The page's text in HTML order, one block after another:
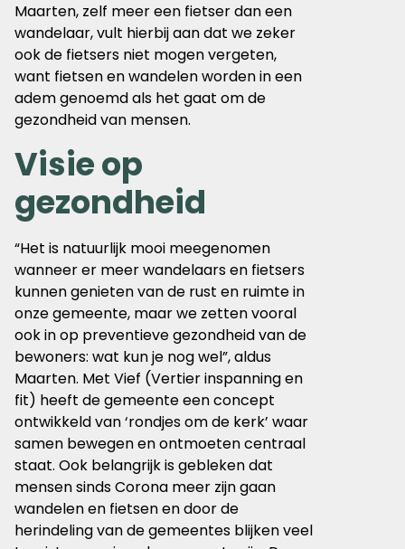
Maarten, zelf meer een fietser dan een
wandelaar, vult hierbij aan dat we zeker
ook de fietsers niet mogen vergeten,
want fietsen en wandelen worden in een
adem genoemd als het gaat om de
gezondheid van mensen.
Visie op
gezondheid
“Het is natuurlijk mooi meegenomen
wanneer er meer wandelaars en fietsers
kunnen genieten van de rust en ruimte in
onze gemeente, maar we zetten vooral
ook in op preventieve gezondheid van de
bewoners: wat kun je nog wel”, aldus
Maarten. Met Vief (Vertier inspanning en
fit) heeft de gemeente een concept
ontwikkeld van ‘rondjes om de kerk’ waar
samen bewegen en ontmoeten centraal
staat. Ook belangrijk is gebleken dat
mensen sinds Corona meer zijn gaan
wandelen en fietsen en door de
herindeling van de gemeentes blijken veel